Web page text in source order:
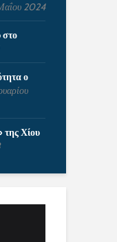
2024
στο
ο
της Χίου